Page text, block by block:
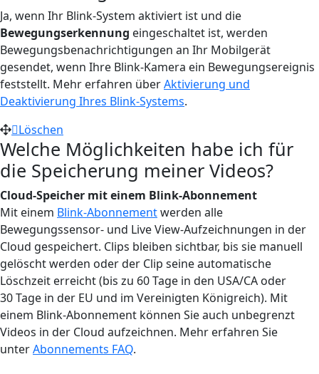
Ja, wenn Ihr Blink-System aktiviert ist und die
Bewegungserkennung eingeschaltet ist, werden
Bewegungsbenachrichtigungen an Ihr Mobilgerät
gesendet, wenn Ihre Blink-Kamera ein Bewegungsereignis
feststellt. Mehr erfahren überAktivierung und
Deaktivierung Ihres Blink-Systems.
Löschen
Welche Möglichkeiten habe ich für
die Speicherung meiner Videos?
Cloud-Speicher mit einem Blink-Abonnement
Mit einem Blink-Abonnementwerden alle
Bewegungssensor- und Live View-Aufzeichnungen in der
Cloud gespeichert. Clips bleiben sichtbar, bis sie manuell
gelöscht werden oder der Clip seine automatische
Löschzeit erreicht (bis zu 60 Tage in den USA/CA oder
30 Tage in der EU und im Vereinigten Königreich). Mit
einem Blink-Abonnement können Sie auch unbegrenzt
Videos in der Cloud aufzeichnen. Mehr erfahren Sie
unterAbonnements FAQ.